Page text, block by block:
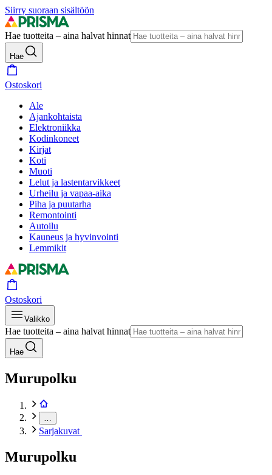
Siirry suoraan sisältöön
Hae tuotteita – aina halvat hinnat
Hae
Ostoskori
Ale
Ajankohtaista
Elektroniikka
Kodinkoneet
Kirjat
Koti
Muoti
Lelut ja lastentarvikkeet
Urheilu ja vapaa-aika
Piha ja puutarha
Remontointi
Autoilu
Kauneus ja hyvinvointi
Lemmikit
Ostoskori
Valikko
Hae tuotteita – aina halvat hinnat
Hae
Murupolku
Sarjakuvat
Murupolku